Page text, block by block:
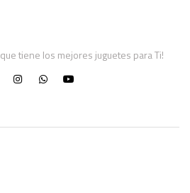
tiene los mejores juguetes para Ti!